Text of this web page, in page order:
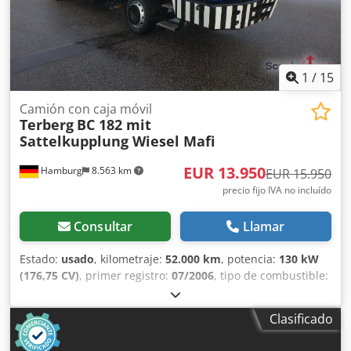
1 / 15
Hamburg 8.563 km
Camión con caja móvil
Terberg BC 182 mit
Sattelkupplung Wiesel Mafi
EUR 13.950EUR 15.950
precio fijo IVA no incluído
Consultar Llamar
Estado: usado, kilometraje: 52.000 km, potencia: 130 kW
(176,75 CV), primer registro: 07/2006, tipo de combustible:
7.440 kg, peso máximo de la carga:
10.560 kg, peso total:18.000 kg, tamaño del neumático:
295/60 R22,5
, distancia entre
ejes:4.325 mm
Clasificado